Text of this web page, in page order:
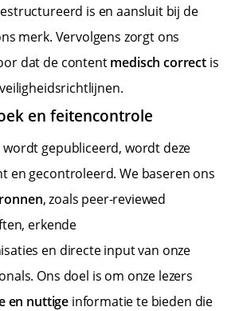
is en aansluit bij de
merk. Vervolgens zorgt ons
dat de contentmedisch correct is
en feitencontrole
gepubliceerd, wordt deze
en gecontroleerd. We baseren ons
, zoals peer-reviewed
erkende
en directe input van onze
Ons doel is om onze lezers
en nuttige informatie te bieden die